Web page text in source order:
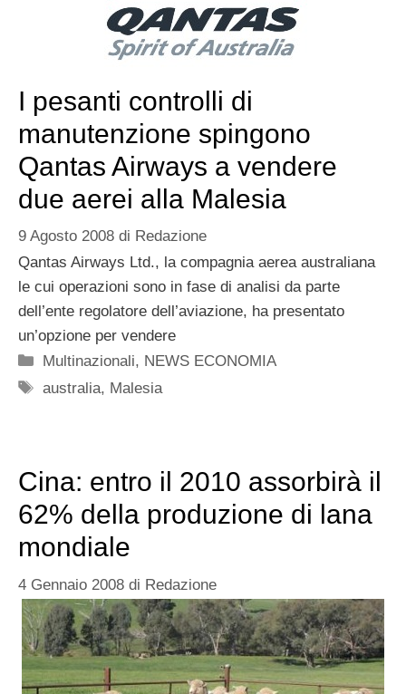
I pesanti controlli di
manutenzione spingono
Qantas Airways a vendere
due aerei alla Malesia
9 Agosto 2008 di Redazione
Qantas Airways Ltd., la compagnia aerea australiana
le cui operazioni sono in fase di analisi da parte
dell’ente regolatore dell’aviazione, ha presentato
un’opzione per vendere
Categorie
Multinazionali, NEWS ECONOMIA
Tag
australia, Malesia
Cina: entro il 2010 assorbirà il
62% della produzione di lana
mondiale
4 Gennaio 2008 di Redazione